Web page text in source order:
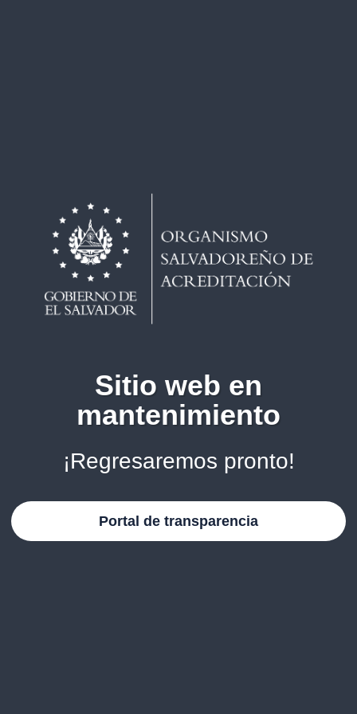
Sitio web en
mantenimiento
¡Regresaremos pronto!
Portal de transparencia